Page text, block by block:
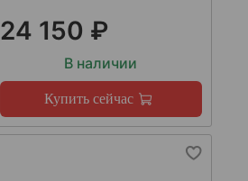
24 150 ₽
В наличии
Купить сейчас